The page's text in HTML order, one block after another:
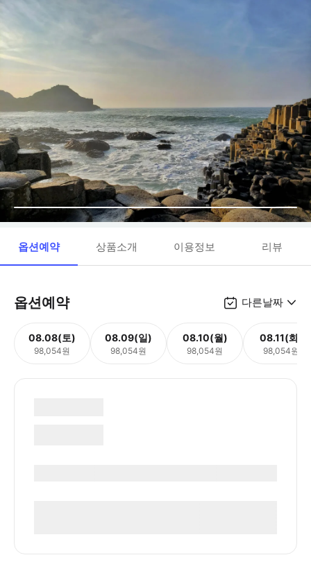
옵션예약 상품소개 이용정보 리뷰
옵션예약 다른날짜
08.08(토)
98,054원
08.09(일)
98,054원
08.10(월)
98,054원
08.11(화)
98,054원